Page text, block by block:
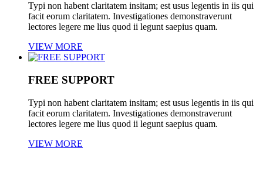
Typi non habent claritatem insitam; est usus legentis in iis qui
facit eorum claritatem. Investigationes demonstraverunt
lectores legere me lius quod ii legunt saepius quam.
VIEW MORE
FREE SUPPORT
Typi non habent claritatem insitam; est usus legentis in iis qui
facit eorum claritatem. Investigationes demonstraverunt
lectores legere me lius quod ii legunt saepius quam.
VIEW MORE